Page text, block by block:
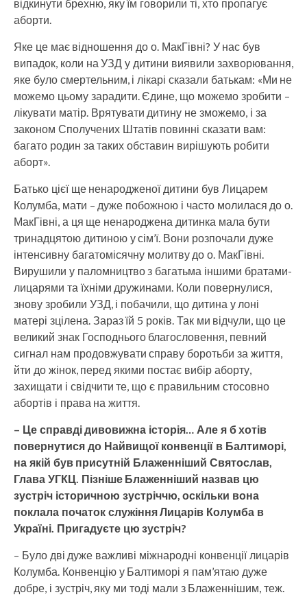
відкинути брехню, яку їм говорили ті, хто пропагує
аборти.
Яке це має відношення до о. МакГівні? У нас був
випадок, коли на УЗД у дитини виявили захворювання,
яке було смертельним, і лікарі сказали батькам: «Ми не
можемо цьому зарадити. Єдине, що можемо зробити –
лікувати матір. Врятувати дитину не зможемо, і за
законом Сполучених Штатів повинні сказати вам:
багато родин за таких обставин вирішують робити
аборт».
Батько цієї ще ненародженої дитини був Лицарем
Колумба, мати – дуже побожною і часто молилася до о.
МакГівні, а ця ще ненароджена дитинка мала бути
тринадцятою дитиною у сім’ї. Вони розпочали дуже
інтенсивну багатомісячну молитву до о. МакГівні.
Вирушили у паломництво з багатьма іншими братами-
лицарями та їхніми дружинами. Коли повернулися,
знову зробили УЗД, і побачили, що дитина у лоні
матері зцілена. Зараз їй 5 років. Так ми відчули, що це
великий знак Господнього благословення, певний
сигнал нам продовжувати справу боротьби за життя,
йти до жінок, перед якими постає вибір аборту,
захищати і свідчити те, що є правильним стосовно
абортів і права на життя.
– Це справді дивовижна історія… Але я б хотів
повернутися до Найвищої конвенції в Балтиморі,
на якій був присутній Блаженніший Святослав,
Глава УГКЦ. Пізніше Блаженніший назвав цю
зустріч історичною зустріччю, оскільки вона
поклала початок служіння Лицарів Колумба в
Україні. Пригадуєте цю зустріч?
– Було дві дуже важливі міжнародні конвенції лицарів
Колумба. Конвенцію у Балтиморі я пам’ятаю дуже
добре, і зустріч, яку ми тоді мали з Блаженнішим, теж.